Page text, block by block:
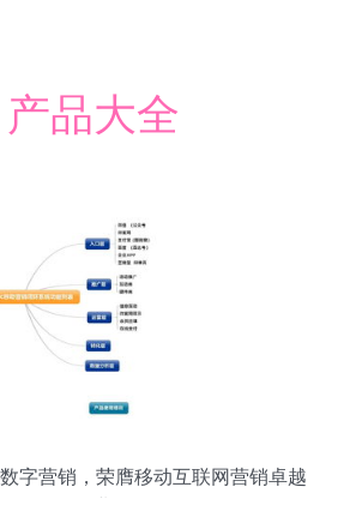
产品大全
字营销，荣膺移动互联网营销卓越